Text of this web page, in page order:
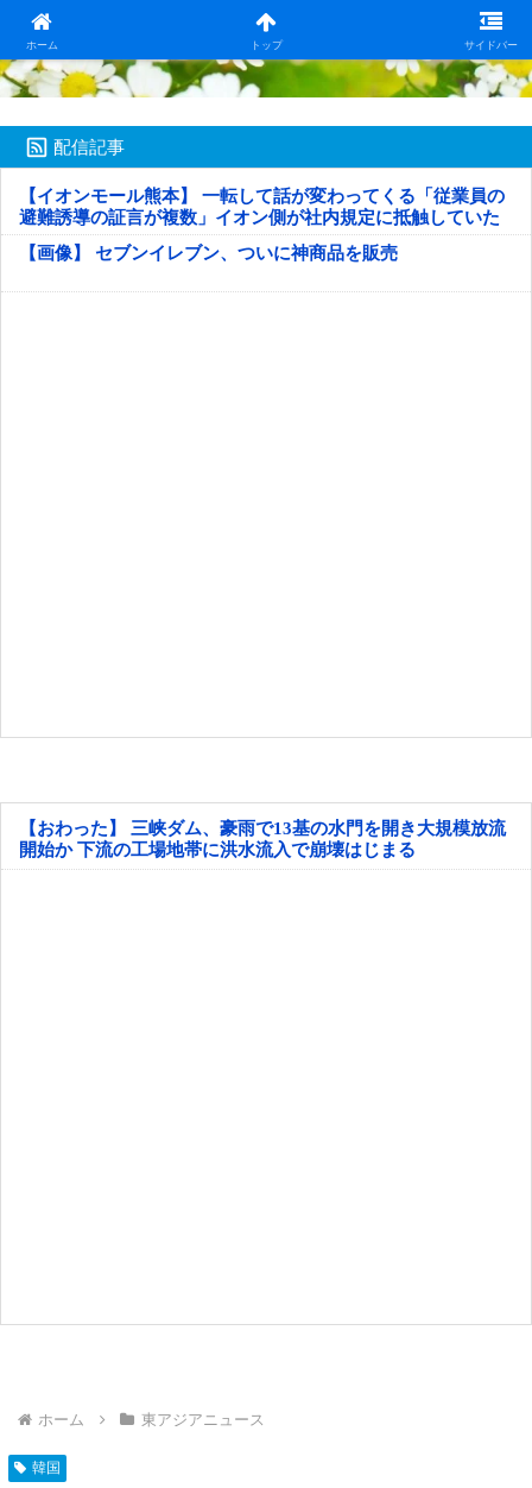
ホーム トップ サイドバー
日本第一！ニュース録
配信記事
【イオンモール熊本】 一転して話が変わってくる「従業員の
避難誘導の証言が複数」イオン側が社内規定に抵触していた
疑い
【画像】 セブンイレブン、ついに神商品を販売
【おわった】 三峡ダム、豪雨で13基の水門を開き大規模放流
開始か 下流の工場地帯に洪水流入で崩壊はじまる
ホーム 東アジアニュース
韓国